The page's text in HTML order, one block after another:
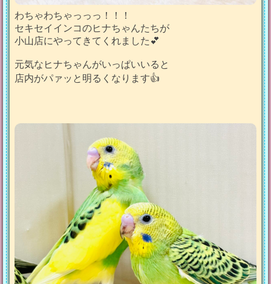
わちゃわちゃっっっ！！！
セキセイインコのヒナちゃんたちが
小山店にやってきてくれました💕
元気なヒナちゃんがいっぱいいると
店内がパァッと明るくなります👍